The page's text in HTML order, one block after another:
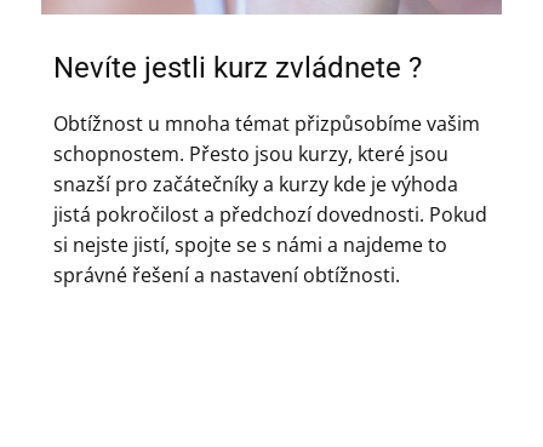
Nevíte jestli kurz zvládnete ?
Obtížnost u mnoha témat přizpůsobíme vašim
schopnostem. Přesto jsou kurzy, které jsou
snazší pro začátečníky a kurzy kde je výhoda
jistá pokročilost a předchozí dovednosti. Pokud
si nejste jistí, spojte se s námi a najdeme to
správné řešení a nastavení obtížnosti.